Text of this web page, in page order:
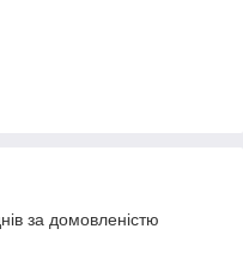
за домовленістю